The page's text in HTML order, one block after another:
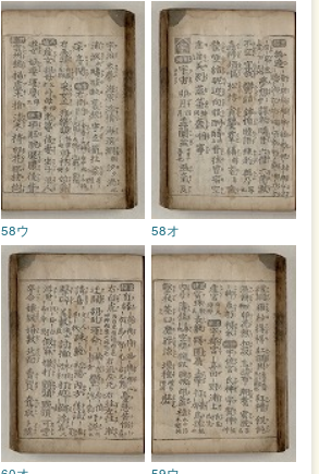
58オ
58ウ